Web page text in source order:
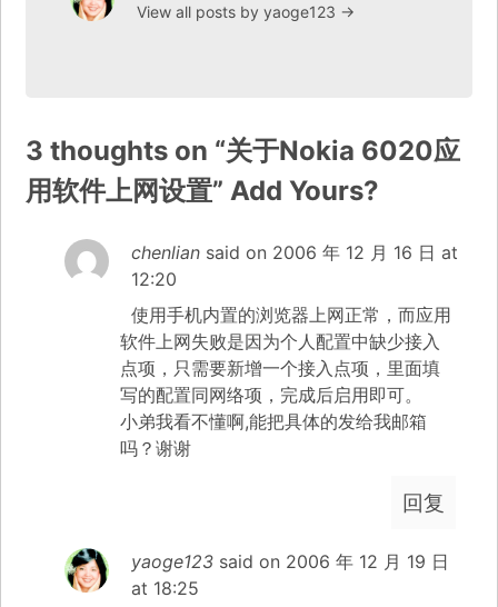
View all posts by yaoge123 →
3 thoughts on “关于Nokia 6020应
用软件上网设置” Add Yours?
chenlian said on 2006 年 12 月 16 日 at
12:20
使用手机内置的浏览器上网正常，而应用
软件上网失败是因为个人配置中缺少接入
点项，只需要新增一个接入点项，里面填
写的配置同网络项，完成后启用即可。
小弟我看不懂啊,能把具体的发给我邮箱
吗？谢谢
回复
yaoge123 said on 2006 年 12 月 19 日
at 18:25